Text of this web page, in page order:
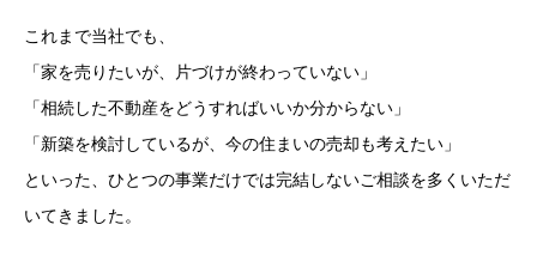
これまで当社でも、
「家を売りたいが、片づけが終わっていない」
「相続した不動産をどうすればいいか分からない」
「新築を検討しているが、今の住まいの売却も考えたい」
といった、ひとつの事業だけでは完結しないご相談を多くいただ
いてきました。